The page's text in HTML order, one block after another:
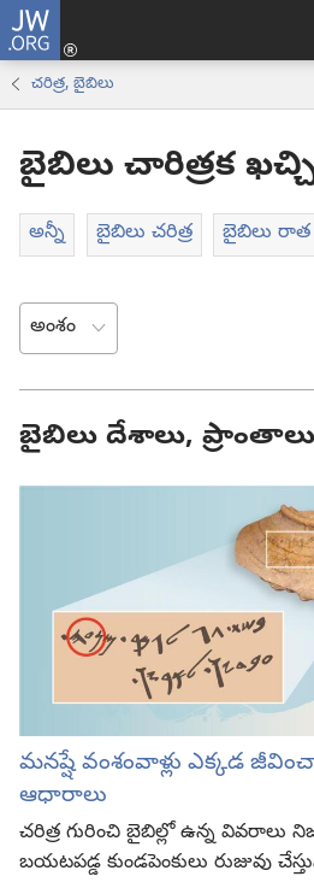
JW.ORG
చరిత్ర, బైబిలు
బైబిలు చారిత్రక
అన్నీ బైబిలు చరిత్ర బైబిలు రాత
బైబిలు దేశాలు, ప్రాంతాలు
మనష్షే వంశంవాళ్లు ఎక్కడ
ఆధారాలు
చరిత్ర గురించి బైబిల్లో ఉన్న
బయటపడ్డ కుండపెంకులు రుజువు